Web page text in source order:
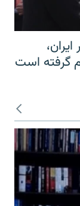
گرفته است